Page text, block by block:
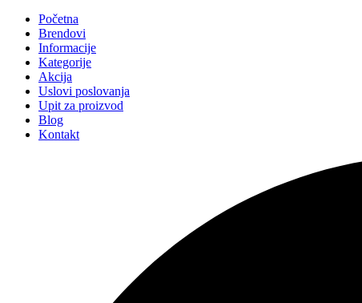
Početna
Brendovi
Informacije
Kategorije
Akcija
Uslovi poslovanja
Upit za proizvod
Blog
Kontakt